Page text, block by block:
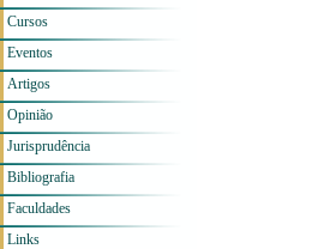
Cursos
Eventos
Artigos
Opinião
Jurisprudência
Bibliografia
Faculdades
Links